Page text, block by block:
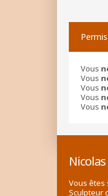
Vous
Vous
Vous
Vous
Vous
Nicolas
Vous êtes
Sculpteur